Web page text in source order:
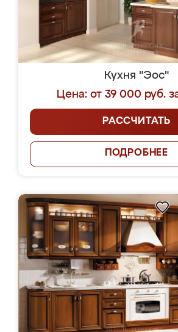
Кухня "Эос"
Цена: от 39 000 руб.
РАССЧИТАТЬ
ПОДРОБНЕЕ